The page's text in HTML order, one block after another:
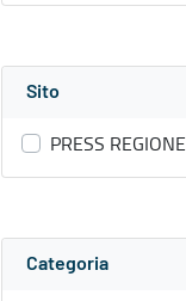
Sito
PRESS REGIONE
Categoria